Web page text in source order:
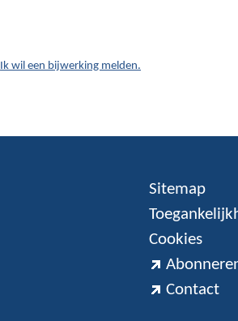
Ik wil een bijwerking melden.
Sitemap
Cookies
Contact